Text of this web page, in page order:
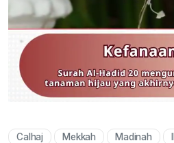
Calhaj Mekkah Madinah